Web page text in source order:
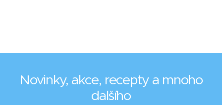
Novinky, akce, recepty a mnoho
dalšího